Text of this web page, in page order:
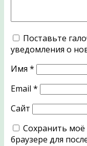
Поставьте
уведомления о
Имя *
Email *
Сайт
Сохранить моё
браузере для